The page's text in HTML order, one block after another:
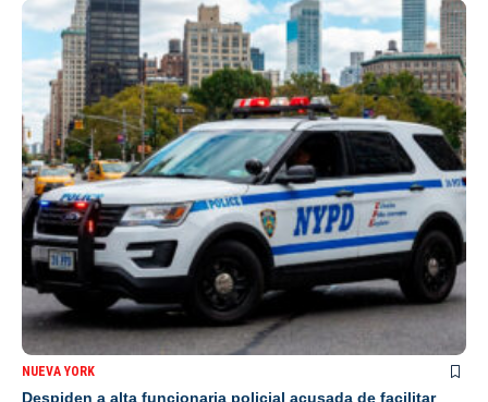
NUEVA YORK
Despiden a alta funcionaria policial acusada de facilitar